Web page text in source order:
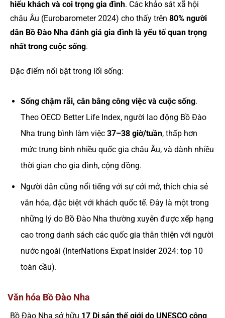
hiếu khách và coi trọng gia đình. Các khảo sát xã hội
châu Âu (Eurobarometer 2024) cho thấy trên 80% người
dân Bồ Đào Nha đánh giá gia đình là yếu tố quan trọng
nhất trong cuộc sống.
Đặc điểm nổi bật trong lối sống:
Sống chậm rãi, cân bằng công việc và cuộc sống.
Theo OECD Better Life Index, người lao động Bồ Đào
Nha trung bình làm việc 37–38 giờ/tuần, thấp hơn
mức trung bình nhiều quốc gia châu Âu, và dành nhiều
thời gian cho gia đình, cộng đồng.
Người dân cũng nổi tiếng với sự cởi mở, thích chia sẻ
văn hóa, đặc biệt với khách quốc tế. Đây là một trong
những lý do Bồ Đào Nha thường xuyên được xếp hạng
cao trong danh sách các quốc gia thân thiện với người
nước ngoài (InterNations Expat Insider 2024: top 10
toàn cầu).
Văn hóa Bồ Đào Nha
Bồ Đào Nha sở hữu 17 Di sản thế giới do UNESCO công